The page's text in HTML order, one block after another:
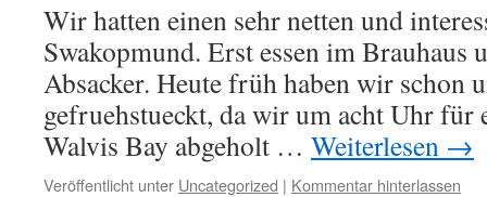
Wir hatten einen sehr netten und
Swakopmund. Erst essen im Brauhaus
Absacker. Heute früh haben wir schon
gefruehstueckt, da wir um acht Uhr für
Walvis Bay abgeholt … Weiterlesen →
Veröffentlicht unter Uncategorized | Kommentar hinterlassen